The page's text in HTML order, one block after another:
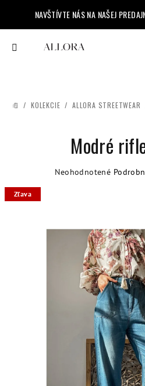
obsah
NAVŠTÍVTE NÁS NA NAŠEJ
DOMOV
/ KOLEKCIE / ALLORA STREETWEAR
Modré
Priemerné
z
hviezdičiek.
Neohodnotené
Zľava